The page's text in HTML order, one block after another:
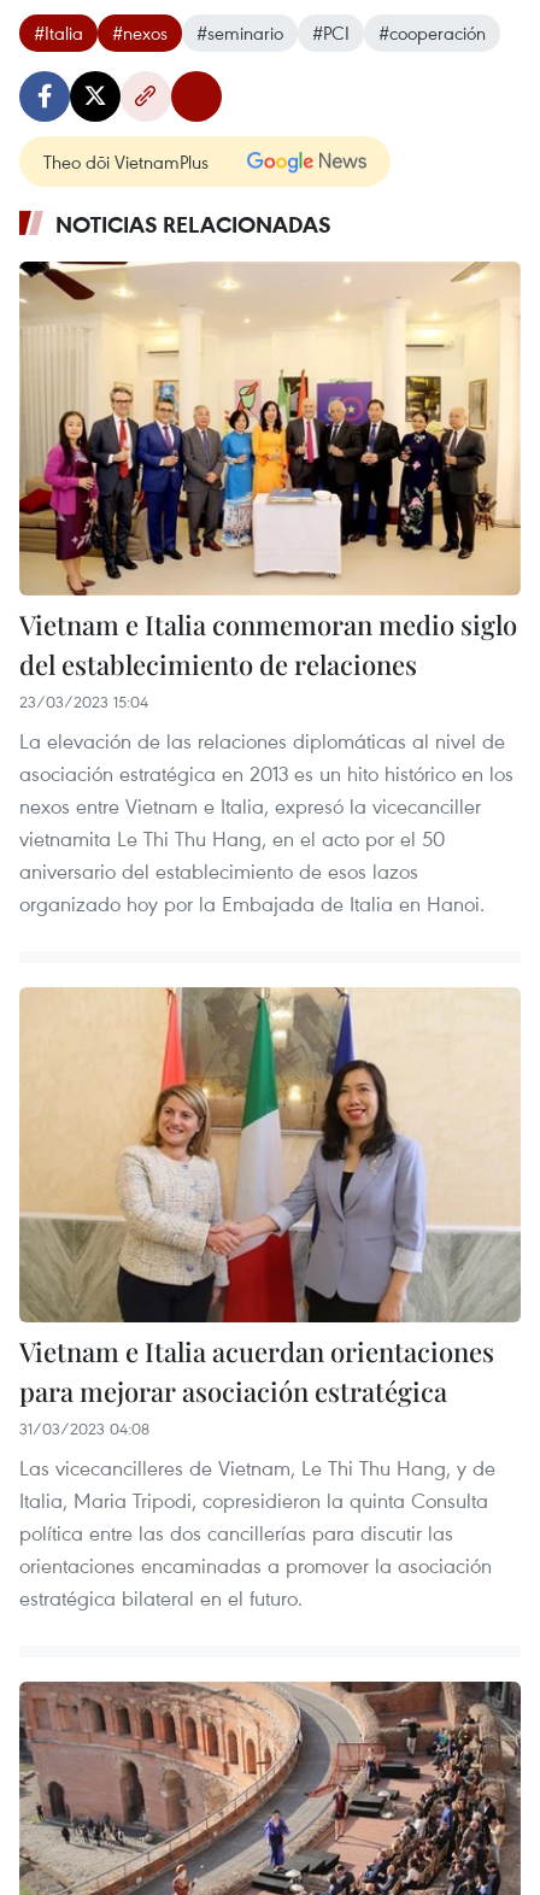
#Italia #nexos #seminario #PCI #cooperación
Theo dõi VietnamPlus
NOTICIAS RELACIONADAS
Vietnam e Italia conmemoran medio siglo
del establecimiento de relaciones
23/03/2023 15:04
La elevación de las relaciones diplomáticas al nivel de
asociación estratégica en 2013 es un hito histórico en los
nexos entre Vietnam e Italia, expresó la vicecanciller
vietnamita Le Thi Thu Hang, en el acto por el 50
aniversario del establecimiento de esos lazos
organizado hoy por la Embajada de Italia en Hanoi.
Vietnam e Italia acuerdan orientaciones
para mejorar asociación estratégica
31/03/2023 04:08
Las vicecancilleres de Vietnam, Le Thi Thu Hang, y de
Italia, Maria Tripodi, copresidieron la quinta Consulta
política entre las dos cancillerías para discutir las
orientaciones encaminadas a promover la asociación
estratégica bilateral en el futuro.